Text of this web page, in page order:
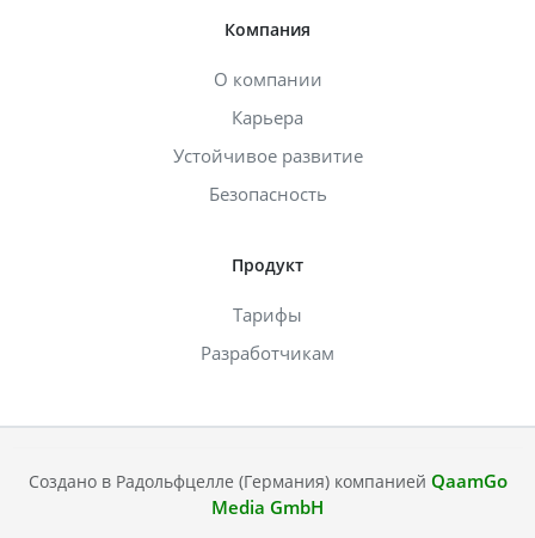
Компания
О компании
Карьера
Устойчивое развитие
Безопасность
Продукт
Тарифы
Разработчикам
Создано в Радольфцелле (Германия) компанией QaamGo
Media GmbH